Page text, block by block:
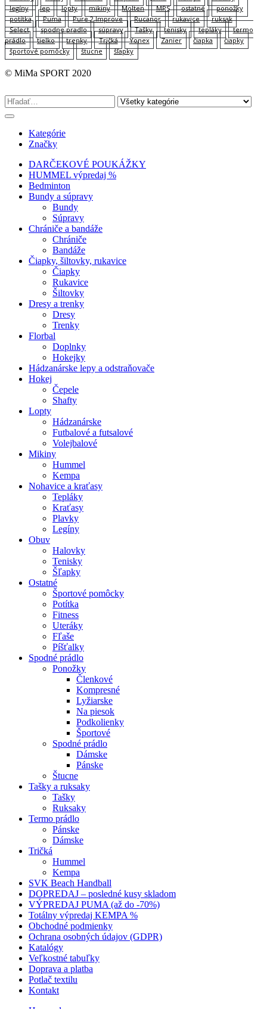
legíny
lep lopty mikiny Molten MPS ostatné
ponožky
potítka
Puma Pure 2 Improve Rucanor rukavice
ruksak
Select
spodne pradlo súpravy Tašky tenisky tepláky
termo
prádlo
tielko trenky Tričká Yonex Zanier čiapka
čiapky
športové pomôcky
štucne šľapky
© MiMa SPORT 2020
Kategórie
Značky
DARČEKOVÉ POUKÁŽKY
HUMMEL výpredaj %
Bedminton
Bundy a súpravy
Bundy
Súpravy
Chrániče a bandáže
Chrániče
Bandáže
Čiapky, šiltovky, rukavice
Čiapky
Rukavice
Šiltovky
Dresy a trenky
Dresy
Trenky
Florbal
Doplnky
Hokejky
Hádzanárske lepy a odstraňovače
Hokej
Čepele
Shafty
Lopty
Hádzanárske
Futbalové a futsalové
Volejbalové
Mikiny
Hummel
Kempa
Nohavice a kraťasy
Tepláky
Kraťasy
Plavky
Legíny
Obuv
Halovky
Tenisky
Šľapky
Ostatné
Športové pomôcky
Potítka
Fitness
Uteráky
Fľaše
Píšťalky
Spodné prádlo
Ponožky
Členkové
Kompresné
Lyžiarske
Na piesok
Podkolienky
Športové
Spodné prádlo
Dámske
Pánske
Štucne
Tašky a ruksaky
Tašky
Ruksaky
Termo prádlo
Pánske
Dámske
Tričká
Hummel
Kempa
SVK Beach Handball
DOPREDAJ – posledné kusy skladom
VÝPREDAJ PUMA (až do -70%)
Totálny výpredaj KEMPA %
Obchodné podmienky
Ochrana osobných údajov (GDPR)
Katalógy
Veľkostné tabuľky
Doprava a platba
Potlač textilu
Kontakt